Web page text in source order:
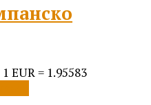
EUR = 1.95583